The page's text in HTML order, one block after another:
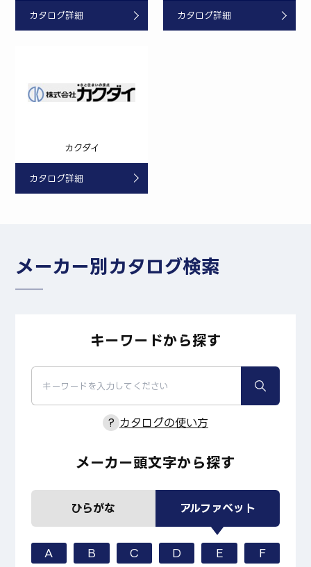
カタログ詳細 カタログ詳細
カクダイ
カタログ詳細
メーカー別カタログ検索
キーワードから探す
? カタログの使い方
メーカー頭文字から探す
ひらがな アルファベット
A B C D E F